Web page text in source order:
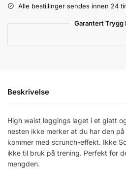
Alle bestillinger sendes innen 24
Garantert Trygg
Beskrivelse
High waist leggings laget i et glatt
nesten ikke merker at du har den
kommer med scrunch-effekt. Ikke
ikke til bruk på trening. Perfekt for
mengden.